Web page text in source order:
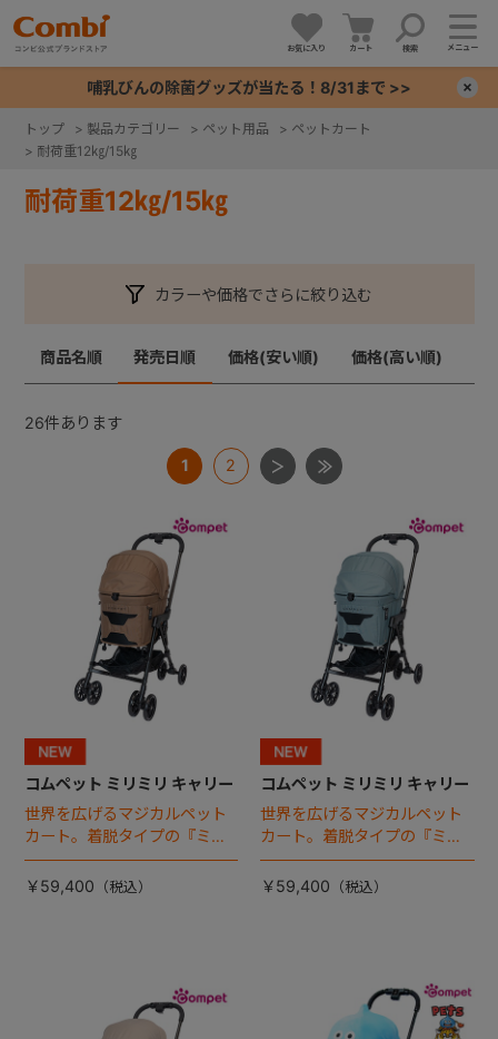
お気に入り カート 検索 メニュー
哺乳びんの除菌グッズが当たる！8/31まで >>
トップ > 製品カテゴリー > ペット用品 > ペットカート
> 耐荷重12㎏/15㎏
耐荷重12㎏/15㎏
カラーや価格でさらに絞り込む
商品名順 発売日順 価格(安い順) 価格(高い順)
26件あります
1 2
コムペット ミリミリ キャリー
世界を広げるマジカルペット
カート。着脱タイプの『ミリ
ミリ キャリー』 からアースカ
ラーが登場！
￥59,400
コムペット ミリミリ キャリー
世界を広げるマジカルペット
カート。着脱タイプの『ミリ
ミリ キャリー』 からアースカ
ラーが登場！
￥59,400